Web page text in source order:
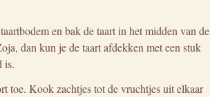
en bak de taart in het midden van de
dan kun je de taart afdekken met een stuk
is.
toe. Kook zachtjes tot de vruchtjes uit elkaar